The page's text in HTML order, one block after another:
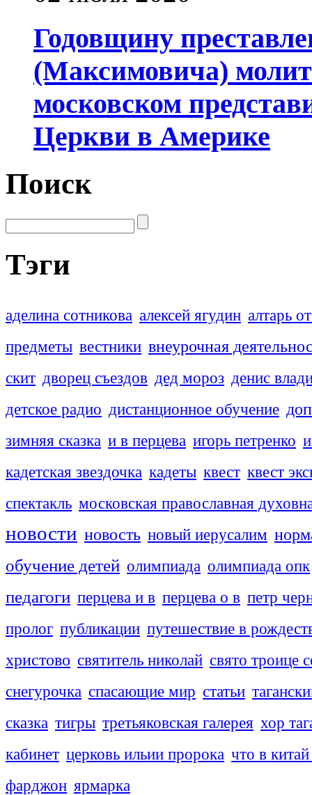
Годовщину
(Максимовича)
московском
Церкви в Америке
Поиск
Тэги
аделина сотникова алексей ягудин алтарь
предметы вестники внеурочная
скит дворец съездов дед мороз денис
детское радио дистанционное обучение
зимняя сказка и в перцева игорь петренко
кадетская звездочка кадеты квест квест
спектакль московская православная
новости новость новый иерусалим
обучение детей олимпиада олимпиада опк
педагоги перцева и в перцева о в петр
пролог публикации путешествие в
христово святитель николай свято троице
снегурочка спасающие мир статьи
сказка тигры третьяковская галерея хор
кабинет церковь ильии пророка что в
фарджон ярмарка